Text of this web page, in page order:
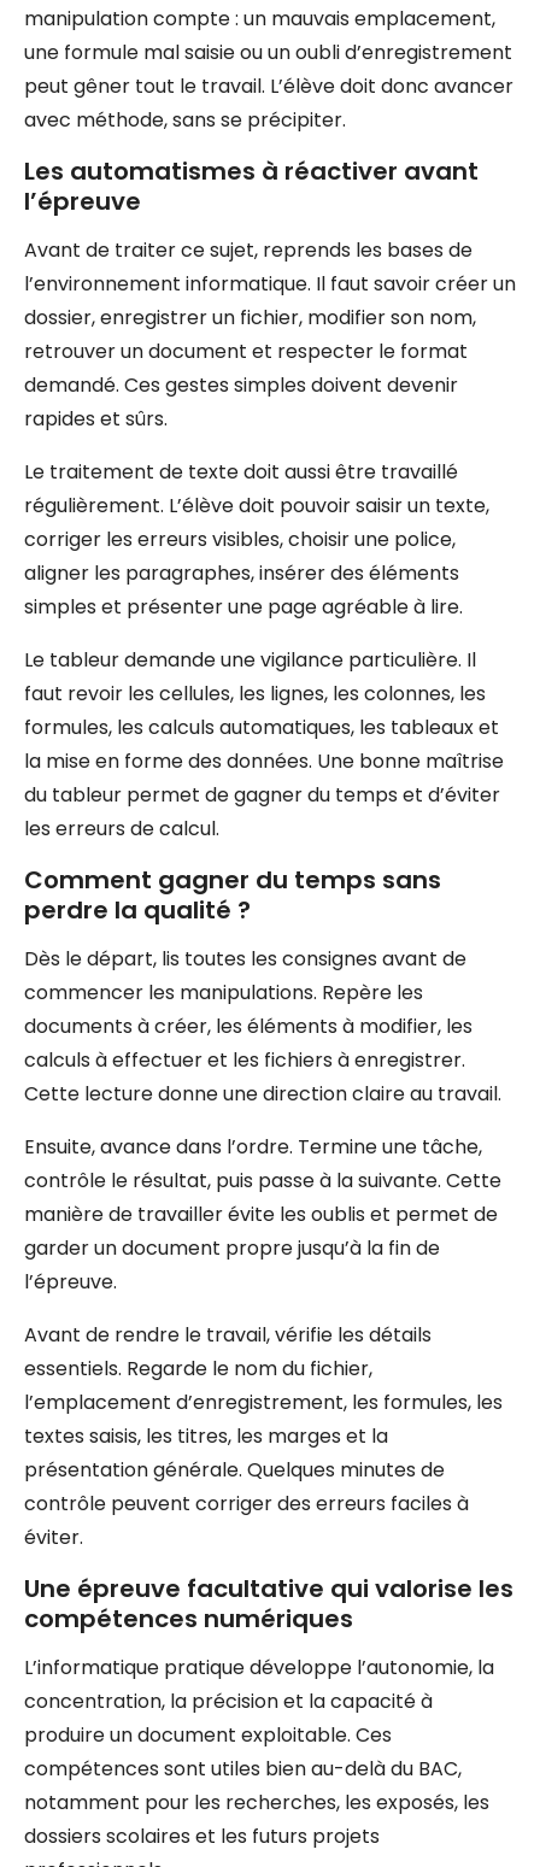
manipulation compte : un mauvais emplacement,
une formule mal saisie ou un oubli d’enregistrement
peut gêner tout le travail. L’élève doit donc avancer
avec méthode, sans se précipiter.
Les automatismes à réactiver avant
l’épreuve
Avant de traiter ce sujet, reprends les bases de
l’environnement informatique. Il faut savoir créer un
dossier, enregistrer un fichier, modifier son nom,
retrouver un document et respecter le format
demandé. Ces gestes simples doivent devenir
rapides et sûrs.
Le traitement de texte doit aussi être travaillé
régulièrement. L’élève doit pouvoir saisir un texte,
corriger les erreurs visibles, choisir une police,
aligner les paragraphes, insérer des éléments
simples et présenter une page agréable à lire.
Le tableur demande une vigilance particulière. Il
faut revoir les cellules, les lignes, les colonnes, les
formules, les calculs automatiques, les tableaux et
la mise en forme des données. Une bonne maîtrise
du tableur permet de gagner du temps et d’éviter
les erreurs de calcul.
Comment gagner du temps sans
perdre la qualité ?
Dès le départ, lis toutes les consignes avant de
commencer les manipulations. Repère les
documents à créer, les éléments à modifier, les
calculs à effectuer et les fichiers à enregistrer.
Cette lecture donne une direction claire au travail.
Ensuite, avance dans l’ordre. Termine une tâche,
contrôle le résultat, puis passe à la suivante. Cette
manière de travailler évite les oublis et permet de
garder un document propre jusqu’à la fin de
l’épreuve.
Avant de rendre le travail, vérifie les détails
essentiels. Regarde le nom du fichier,
l’emplacement d’enregistrement, les formules, les
textes saisis, les titres, les marges et la
présentation générale. Quelques minutes de
contrôle peuvent corriger des erreurs faciles à
éviter.
Une épreuve facultative qui valorise les
compétences numériques
L’informatique pratique développe l’autonomie, la
concentration, la précision et la capacité à
produire un document exploitable. Ces
compétences sont utiles bien au-delà du BAC,
notamment pour les recherches, les exposés, les
dossiers scolaires et les futurs projets